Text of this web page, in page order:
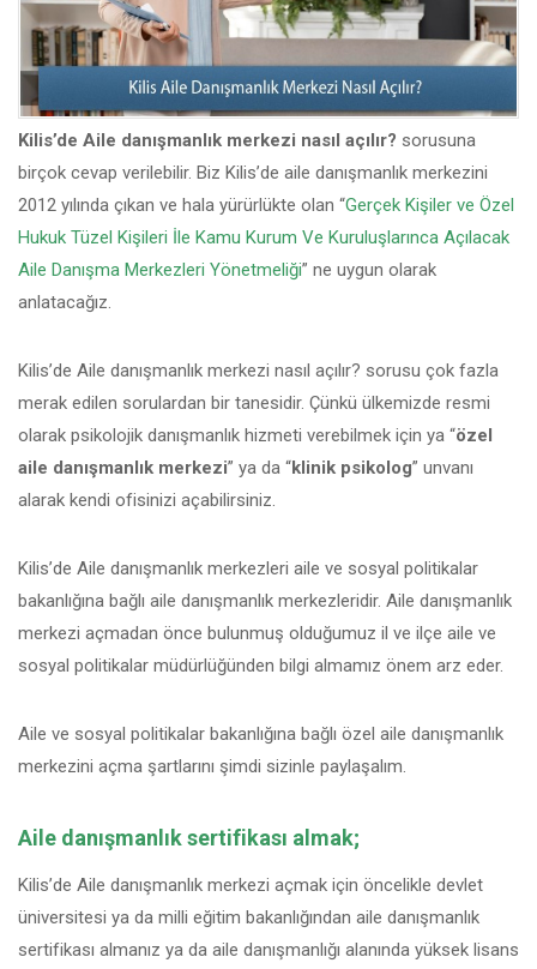
Kilis’de Aile danışmanlık merkezi nasıl açılır? sorusuna
birçok cevap verilebilir. Biz Kilis’de aile danışmanlık merkezini
2012 yılında çıkan ve hala yürürlükte olan “Gerçek Kişiler ve Özel
Hukuk Tüzel Kişileri İle Kamu Kurum Ve Kuruluşlarınca Açılacak
Aile Danışma Merkezleri Yönetmeliği” ne uygun olarak
anlatacağız.
Kilis’de Aile danışmanlık merkezi nasıl açılır? sorusu çok fazla
merak edilen sorulardan bir tanesidir. Çünkü ülkemizde resmi
olarak psikolojik danışmanlık hizmeti verebilmek için ya “özel
aile danışmanlık merkezi” ya da “klinik psikolog” unvanı
alarak kendi ofisinizi açabilirsiniz.
Kilis’de Aile danışmanlık merkezleri aile ve sosyal politikalar
bakanlığına bağlı aile danışmanlık merkezleridir. Aile danışmanlık
merkezi açmadan önce bulunmuş olduğumuz il ve ilçe aile ve
sosyal politikalar müdürlüğünden bilgi almamız önem arz eder.
Aile ve sosyal politikalar bakanlığına bağlı özel aile danışmanlık
merkezini açma şartlarını şimdi sizinle paylaşalım.
Aile danışmanlık sertifikası almak;
Kilis’de Aile danışmanlık merkezi açmak için öncelikle devlet
üniversitesi ya da milli eğitim bakanlığından aile danışmanlık
sertifikası almanız ya da aile danışmanlığı alanında yüksek lisans